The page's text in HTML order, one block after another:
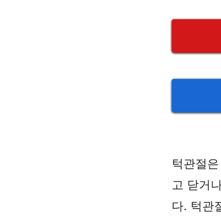
턱관절
고 닫거
다. 턱관